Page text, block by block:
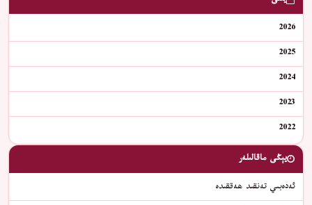
2026
2025
2024
2023
2022
يېڭى ماقالىلەر
ئەدەبىي تەنقىد ھەققىدە